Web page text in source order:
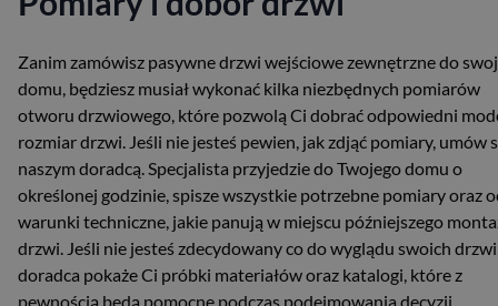
Zanim zamówisz pasywne drzwi wejściowe zewnętrzne do
domu, będziesz musiał wykonać kilka niezbędnych pomiarów
otworu drzwiowego, które pozwolą Ci dobrać odpowiedni
rozmiar drzwi. Jeśli nie jesteś pewien, jak zdjąć pomiary, umów
naszym doradcą. Specjalista przyjedzie do Twojego domu o
określonej godzinie, spisze wszystkie potrzebne pomiary oraz
warunki techniczne, jakie panują w miejscu późniejszego
drzwi. Jeśli nie jesteś zdecydowany co do wyglądu swoich
doradca pokaże Ci próbki materiałów oraz katalogi, które z
pewnością będą pomocne podczas podejmowania decyzji.